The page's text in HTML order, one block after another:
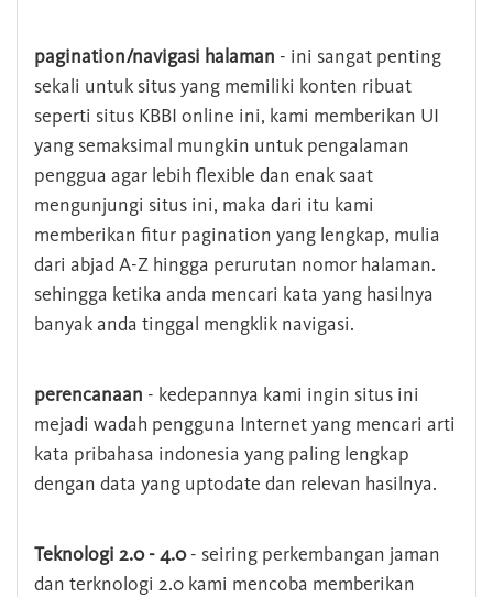
pagination/navigasi halaman - ini sangat penting
sekali untuk situs yang memiliki konten ribuat
seperti situs KBBI online ini, kami memberikan UI
yang semaksimal mungkin untuk pengalaman
penggua agar lebih flexible dan enak saat
mengunjungi situs ini, maka dari itu kami
memberikan fitur pagination yang lengkap, mulia
dari abjad A-Z hingga perurutan nomor halaman.
sehingga ketika anda mencari kata yang hasilnya
banyak anda tinggal mengklik navigasi.
perencanaan - kedepannya kami ingin situs ini
mejadi wadah pengguna Internet yang mencari arti
kata pribahasa indonesia yang paling lengkap
dengan data yang uptodate dan relevan hasilnya.
Teknologi 2.0 - 4.0- seiring perkembangan jaman
dan terknologi 2.0 kami mencoba memberikan